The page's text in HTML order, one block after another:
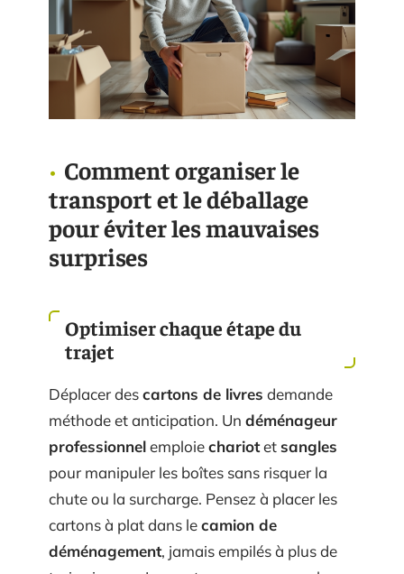
Comment organiser le
transport et le déballage
pour éviter les mauvaises
surprises
Optimiser chaque étape du
trajet
Déplacer descartons de livres demande
méthode et anticipation. Un déménageur
professionnelemploiechariotetsangles
pour manipuler les boîtes sans risquer la
chute ou la surcharge. Pensez à placer les
cartons à plat dans lecamion de
déménagement, jamais empilés à plus de